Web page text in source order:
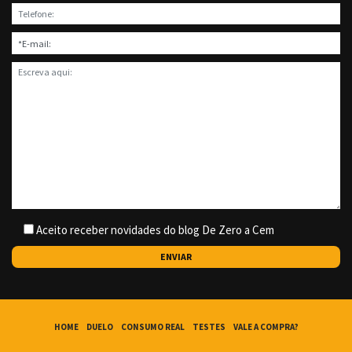
Aceito receber novidades do blog De Zero a Cem
HOME DUELO CONSUMO REAL TESTES VALE A COMPRA?